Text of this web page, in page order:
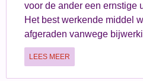
voor de ander een ernstige
Het best werkende middel
afgeraden vanwege
LEES MEER